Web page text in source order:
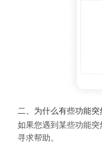
二、为什么有些功能突
如果您遇到某些功能
寻求帮助。